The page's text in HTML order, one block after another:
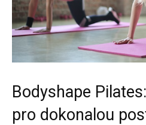
Bodyshape
pro dokonalou